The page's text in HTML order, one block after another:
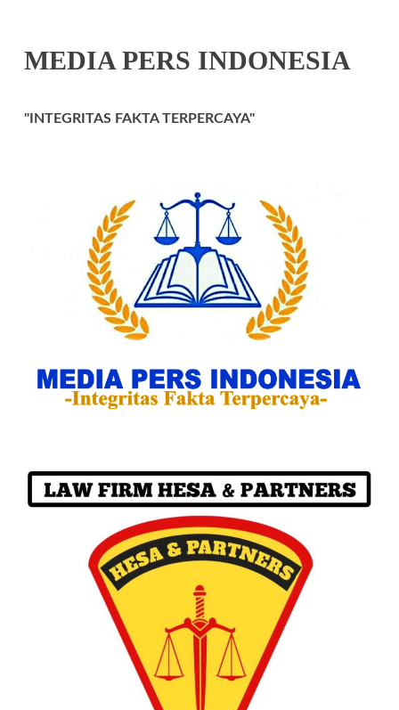
MEDIA PERS INDONESIA
"INTEGRITAS FAKTA TERPERCAYA"